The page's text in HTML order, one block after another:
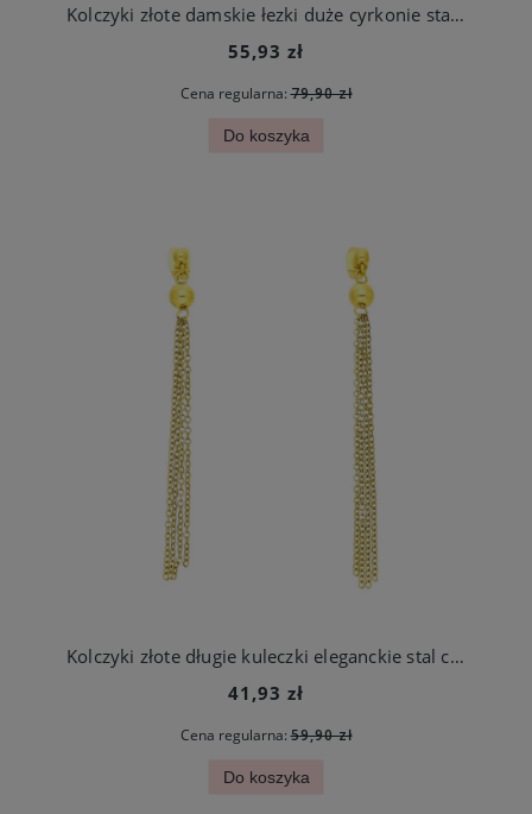
Kolczyki złote damskie łezki duże cyrkonie stal szlachetna
55,93 zł
Cena regularna:79,90 zł
Do koszyka
Kolczyki złote długie kuleczki eleganckie stal chirurgiczna
41,93 zł
Cena regularna:59,90 zł
Do koszyka